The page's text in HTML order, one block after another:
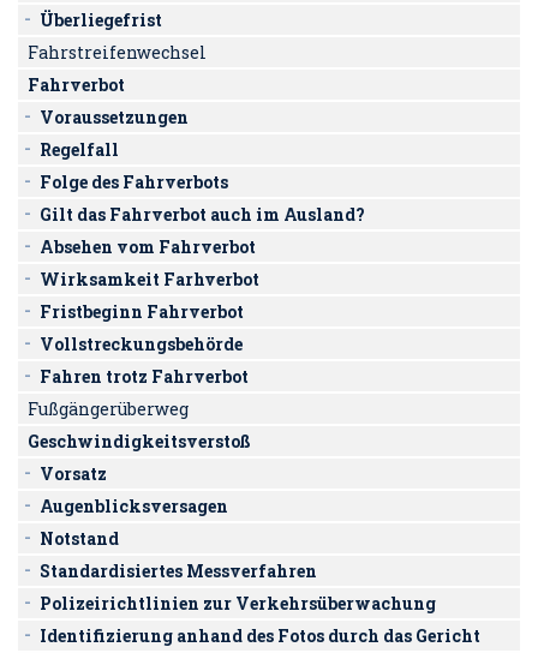
Überliegefrist
Fahrstreifenwechsel
Fahrverbot
Voraussetzungen
Regelfall
Folge des Fahrverbots
Gilt das Fahrverbot auch im Ausland?
Absehen vom Fahrverbot
Wirksamkeit Farhverbot
Fristbeginn Fahrverbot
Vollstreckungsbehörde
Fahren trotz Fahrverbot
Fußgängerüberweg
Geschwindigkeitsverstoß
Vorsatz
Augenblicksversagen
Notstand
Standardisiertes Messverfahren
Polizeirichtlinien zur Verkehrsüberwachung
Identifizierung anhand des Fotos durch das Gericht